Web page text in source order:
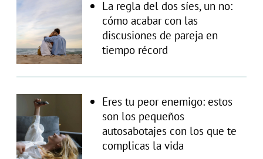
La regla del dos síes, un no:
cómo acabar con las
discusiones de pareja en
tiempo récord
Eres tu peor enemigo: estos
son los pequeños
autosabotajes con los que te
complicas la vida